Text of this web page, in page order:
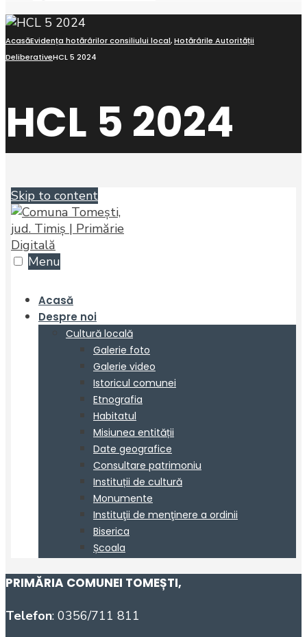
AcasăEvidența hotărârilor consiliului local,Hotărârile Autorității
DeliberativeHCL 5 2024
HCL 5 2024
PRIMĂRIA COMUNEI TOMEȘTI,
Telefon: 0356/711 811